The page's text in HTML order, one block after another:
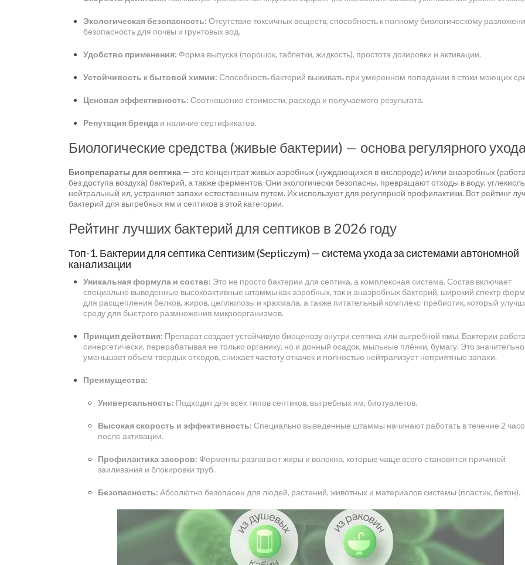
Экологическая безопасность: Отсутствие токсичных веществ, способность к полному биологическому
безопасность для почвы и грунтовых вод.
Удобство применения: Форма выпуска (порошок, таблетки, жидкость), простота дозировки и активации.
Устойчивость к бытовой химии: Способность бактерий выживать при умеренном попадании в стоки моющих
Ценовая эффективность: Соотношение стоимости, расхода и получаемого результата.
Репутация бренда и наличие сертификатов.
Биологические средства (живые бактерии) — основа регулярного
Биопрепараты для септика — это концентрат живых аэробных (нуждающихся в кислороде) и/или анаэробных
без доступа воздуха) бактерий, а также ферментов. Они экологически безопасны, превращают отходы в воду,
нейтральный ил, устраняют запахи естественным путем. Их используют для регулярной профилактики. Вот рейтинг
бактерий для выгребных ям и септиков в этой категории.
Рейтинг лучших бактерий для септиков в 2026 году
Топ-1. Бактерии для септика Септизим (Septiczym) — система ухода за системами автономной
канализации
Уникальная формула и состав: Это не просто бактерии для септика, а комплексная система. Состав включает
специально выведенные высокоактивные штаммы как аэробных, так и анаэробных бактерий, широкий спектр
для расщепления белков, жиров, целлюлозы и крахмала, а также питательный комплекс-пребиотик, который
среду для быстрого размножения микроорганизмов.
Принцип действия: Препарат создает устойчивую биоценозу внутри септика или выгребной ямы. Бактерии
синергетически, перерабатывая не только органику, но и донный осадок, мыльные плёнки, бумагу. Это значительно
уменьшает объем твердых отходов, снижает частоту откачек и полностью нейтрализует неприятные запахи.
Преимущества:
Универсальность: Подходит для всех типов септиков, выгребных ям, биотуалетов.
Высокая скорость и эффективность: Специально выведенные штаммы начинают работать в течение 2
после активации.
Профилактика засоров: Ферменты разлагают жиры и волокна, которые чаще всего становятся причиной
заиливания и блокировки труб.
Безопасность: Абсолютно безопасен для людей, растений, животных и материалов системы (пластик, бетон).